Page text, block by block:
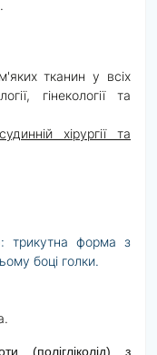
тканин у всіх
гінекології та
хірургії та
трикутна форма з
боці голки.
(полігліколід) з